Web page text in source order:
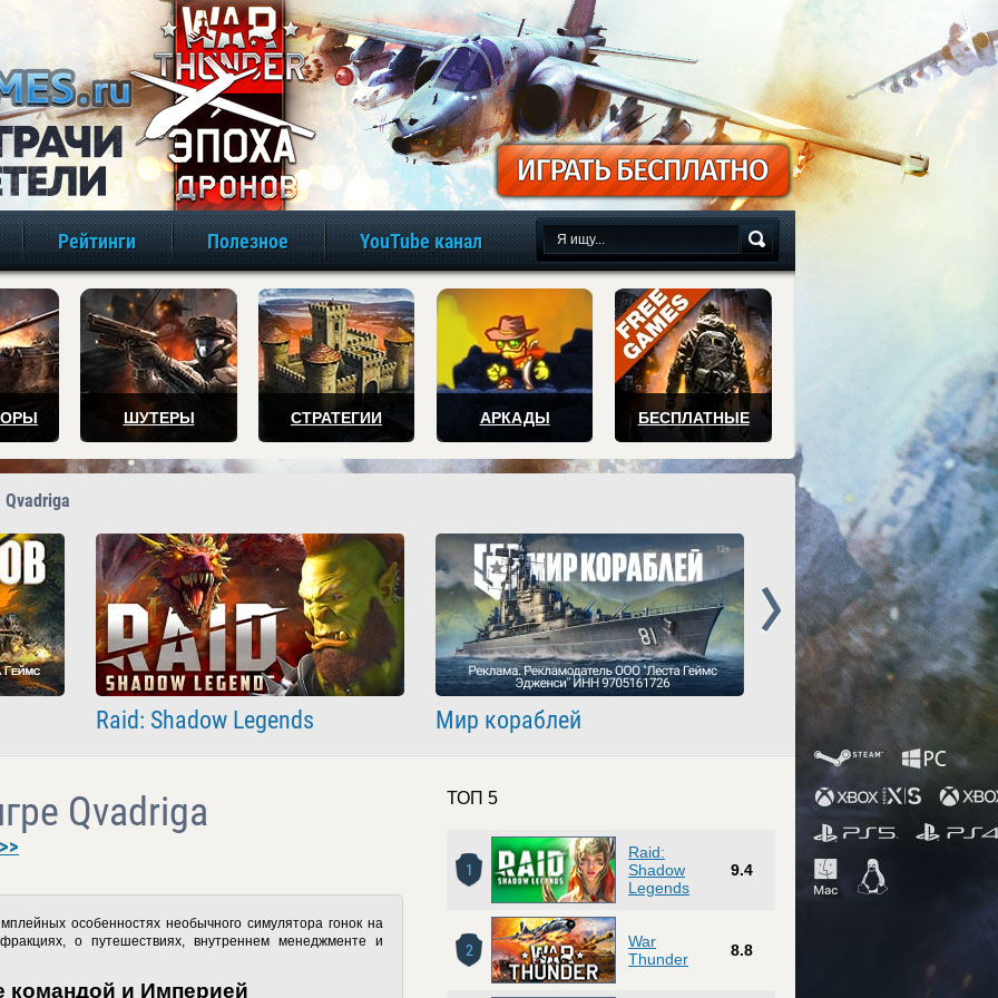
игры онлайн бесплатно
Рейтинги Полезное YouTube канал
ШУТЕРЫ СТРАТЕГИИ АРКАДЫ БЕСПЛАТНЫЕ
Raid: Shadow Legends Мир кораблей
Next
Qvadriga
особенностях необычного симулятора гонок на
о путешествиях, внутреннем менеджменте и
командой и Империей
ТОП 5
1
Raid:
Shadow
Legends
9.4
2
War
Thunder
8.8